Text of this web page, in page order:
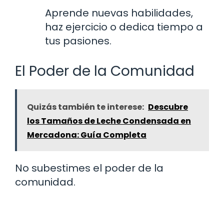
Aprende nuevas habilidades,
haz ejercicio o dedica tiempo a
tus pasiones.
El Poder de la Comunidad
Quizás también te interese: Descubre
los Tamaños de Leche Condensada en
Mercadona: Guía Completa
No subestimes el poder de la
comunidad.